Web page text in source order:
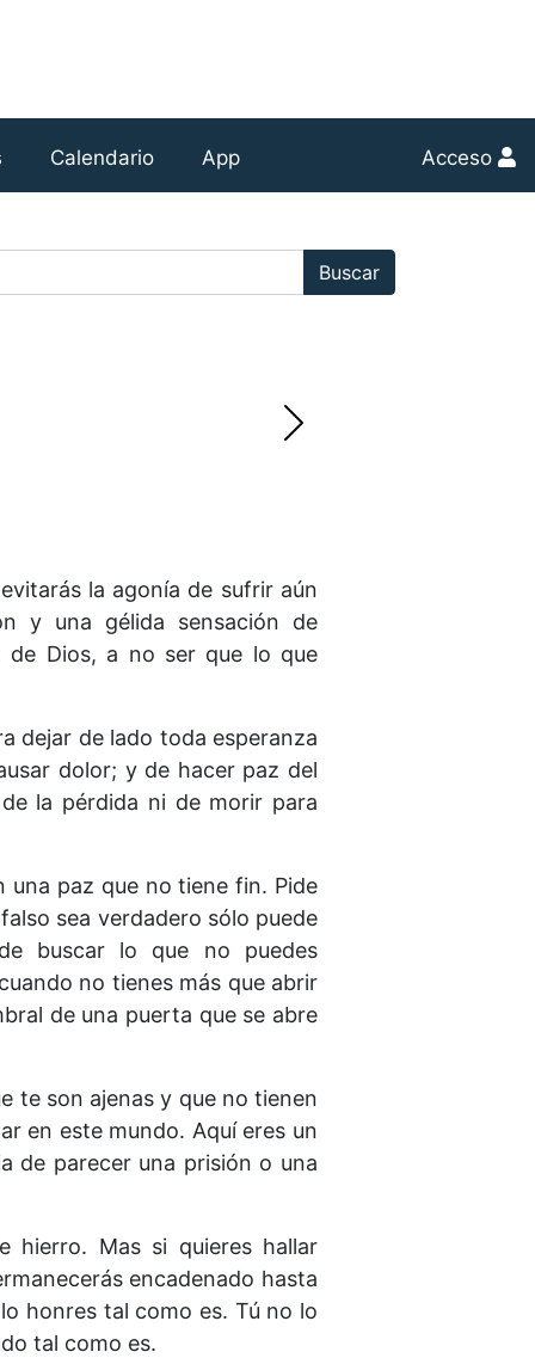
Calendario App Acceso
Buscar
la agonía de sufrir aún
y una gélida sensación de
de Dios, a no ser que lo que
dejar de lado toda esperanza
dolor; y de hacer paz del
la pérdida ni de morir para
una paz que no tiene fin. Pide
sea verdadero sólo puede
buscar lo que no puedes
no tienes más que abrir
de una puerta que se abre
te son ajenas y que no tienen
en este mundo. Aquí eres un
de parecer una prisión o una
hierro. Mas si quieres hallar
encadenado hasta
honres tal como es. Tú no lo
tal como es.